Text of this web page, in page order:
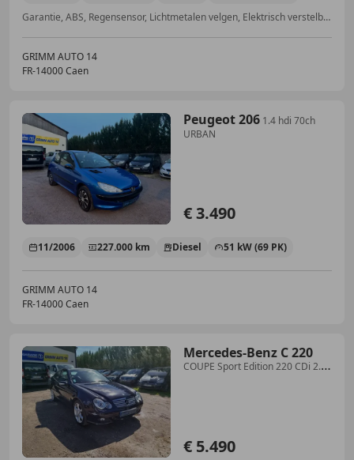
Garantie, ABS, Regensensor, Lichtmetalen velgen, Elektrisch verstelbare buitenspiegels, Multifunctioneel stuurwiel, Traction control, Isofix
GRIMM AUTO 14
FR-14000 Caen
Peugeot 206 1.4 hdi 70ch
URBAN
€ 3.490
11/2006 227.000 km Diesel 51 kW (69 PK)
GRIMM AUTO 14
FR-14000 Caen
Mercedes-Benz C 220
COUPE Sport Edition 220 CDi 2.2
€ 5.490